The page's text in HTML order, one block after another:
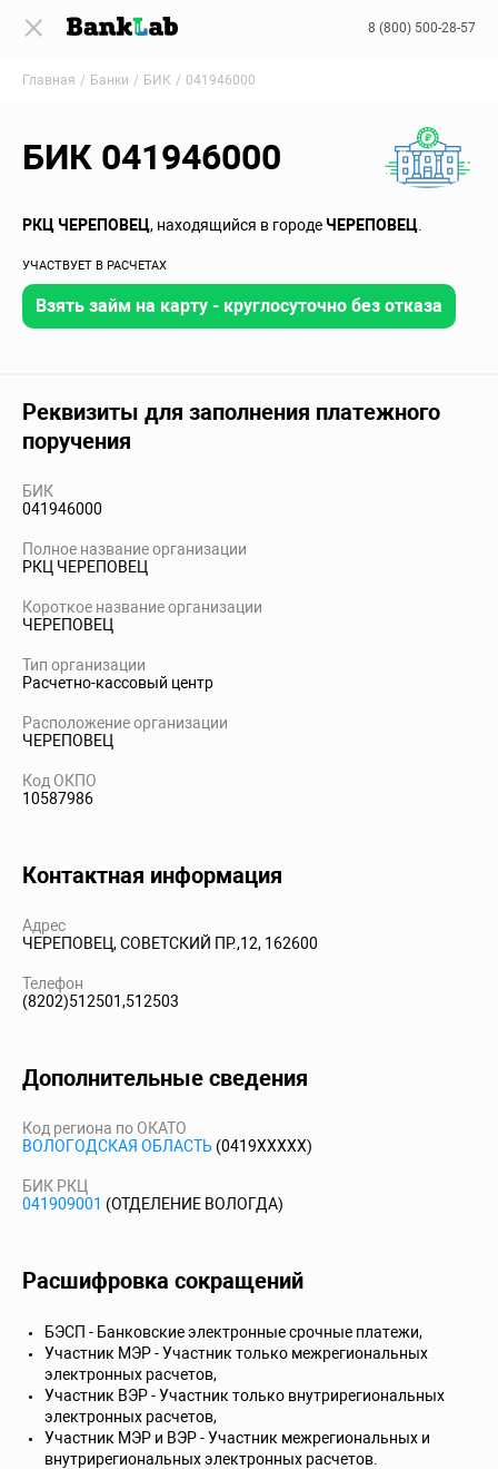
8 (800) 500-28-57
Главная Банки БИК 041946000
БИК 041946000
РКЦ ЧЕРЕПОВЕЦ, находящийся в городе ЧЕРЕПОВЕЦ
УЧАСТВУЕТ В РАСЧЕТАХ
Взять займ на карту - круглосуточно без отказа
Реквизиты для заполнения платежного
поручения
БИК
041946000
Полное название организации
РКЦ ЧЕРЕПОВЕЦ
Короткое название организации
ЧЕРЕПОВЕЦ
Тип организации
Расчетно-кассовый центр
Расположение организации
ЧЕРЕПОВЕЦ
Код ОКПО
10587986
Контактная информация
Адрес
ЧЕРЕПОВЕЦ, СОВЕТСКИЙ ПР.,12, 162600
Телефон
(8202)512501,512503
Дополнительные сведения
Код региона по ОКАТО
ВОЛОГОДСКАЯ ОБЛАСТЬ (0419XXXXX)
БИК РКЦ
041909001 (ОТДЕЛЕНИЕ ВОЛОГДА)
Расшифровка сокращений
БЭСП - Банковские электронные срочные платежи,
Участник МЭР - Участник только межрегиональных
электронных расчетов,
Участник ВЭР - Участник только внутрирегиональных
электронных расчетов,
Участник МЭР и ВЭР - Участник межрегиональных и
внутрирегиональных электронных расчетов.